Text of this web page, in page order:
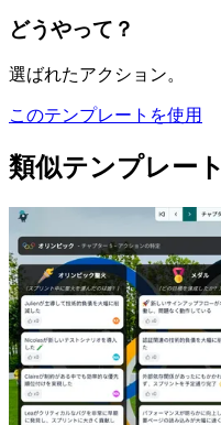
どうやって？
選ばれたアクション。
このテンプレートを使用
類似テンプレート